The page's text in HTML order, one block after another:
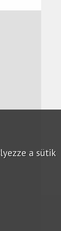
a sütik